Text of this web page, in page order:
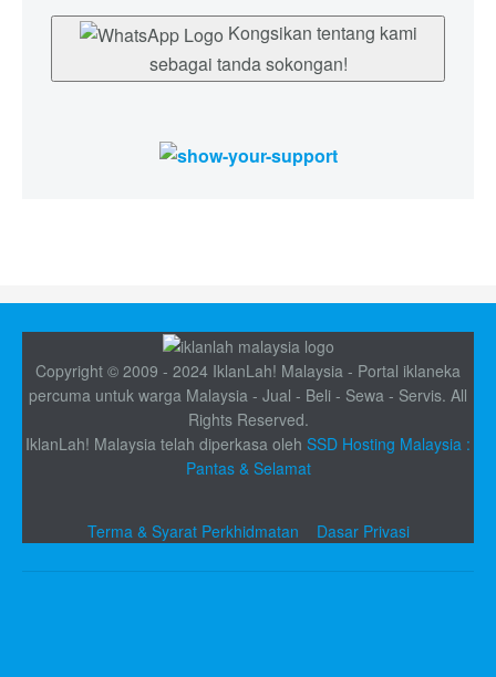
sebagai tanda sokongan!
Copyright © 2009 - 2024 IklanLah! Malaysia - Portal iklaneka
percuma untuk warga Malaysia - Jual - Beli - Sewa - Servis. All
Rights Reserved.
IklanLah! Malaysia telah diperkasa oleh SSD Hosting Malaysia :
Pantas & Selamat
Terma & Syarat Perkhidmatan Dasar Privasi